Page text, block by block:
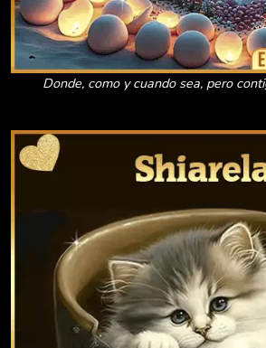
Donde, como y cuando sea, pero